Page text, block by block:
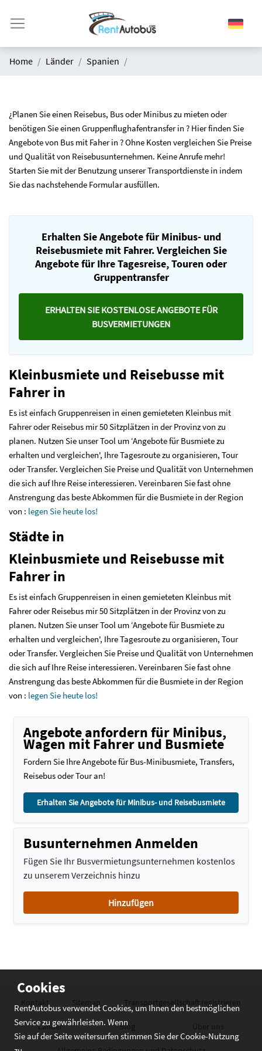
Home Länder Spanien
Cookies
RentAutobus verwendet Cookies, um Ihnen den bestmöglichen
Service zu gewährleisten. Wenn
Sie auf der Seite weitersurfen stimmen Sie der Cookie-Nutzung
¿Planen Sie einen Reisebus, Bus oder Minibus zu mieten oder
benötigen Sie einen Gruppenflughafentransfer in ? Hier finden Sie
Angebote von Bus mit Faher in ? Ohne Kosten vergleichen Sie Preise
und Qualität von Reisebusunternehmen. Keine Anrufe mehr!
Starten Sie mit der Benutzung unserer Transportdienste in indem
Sie das nachstehende Formular ausfüllen.
Erhalten Sie Angebote für Minibus- und
Reisebusmiete mit Fahrer. Vergleichen Sie
Angebote für Ihre Tagesreise, Touren oder
Gruppentransfer
ERHALTEN SIE KOSTENLOSE ANGEBOTE FÜR
BUSVERMIETUNGEN
Kleinbusmiete und Reisebusse mit
Fahrer in
Es ist einfach Gruppenreisen in einen gemieteten Kleinbus mit
Fahrer oder Reisebus mir 50 Sitzplätzen in der Provinz von zu
planen. Nutzen Sie unser Tool um ‘Angebote für Busmiete zu
erhalten und vergleichen', Ihre Tagesroute zu organisieren, Tour
oder Transfer. Vergleichen Sie Preise und Qualität von Unternehmen
die sich auf Ihre Reise interessieren. Vereinbaren Sie fast ohne
Anstrengung das beste Abkommen für die Busmiete in der Region
von : legen Sie heute los!
Städte in
Kleinbusmiete und Reisebusse mit
Fahrer in
Es ist einfach Gruppenreisen in einen gemieteten Kleinbus mit
Fahrer oder Reisebus mir 50 Sitzplätzen in der Provinz von zu
planen. Nutzen Sie unser Tool um ‘Angebote für Busmiete zu
erhalten und vergleichen', Ihre Tagesroute zu organisieren, Tour
oder Transfer. Vergleichen Sie Preise und Qualität von Unternehmen
die sich auf Ihre Reise interessieren. Vereinbaren Sie fast ohne
Anstrengung das beste Abkommen für die Busmiete in der Region
von : legen Sie heute los!
Angebote anfordern für Minibus,
Wagen mit Fahrer und Busmiete
Fordern Sie Ihre Angebote für Bus-Minibusmiete, Transfers,
Reisebus oder Tour an!
Erhalten Sie Angebote für Minibus- und Reisebusmiete
Busunternehmen Anmelden
Fügen Sie Ihr Busvermietungsunternehmen kostenlos
zu unserem Verzeichnis hinzu
Hinzufügen
Kontakt Sitemap Transportgesellschaft registrieren
Länder Blog Über uns